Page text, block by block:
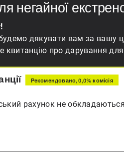
негайної
дякувати вам за вашу
про дарування для
Рекомендовано, 0,0% комісія
рахунок не